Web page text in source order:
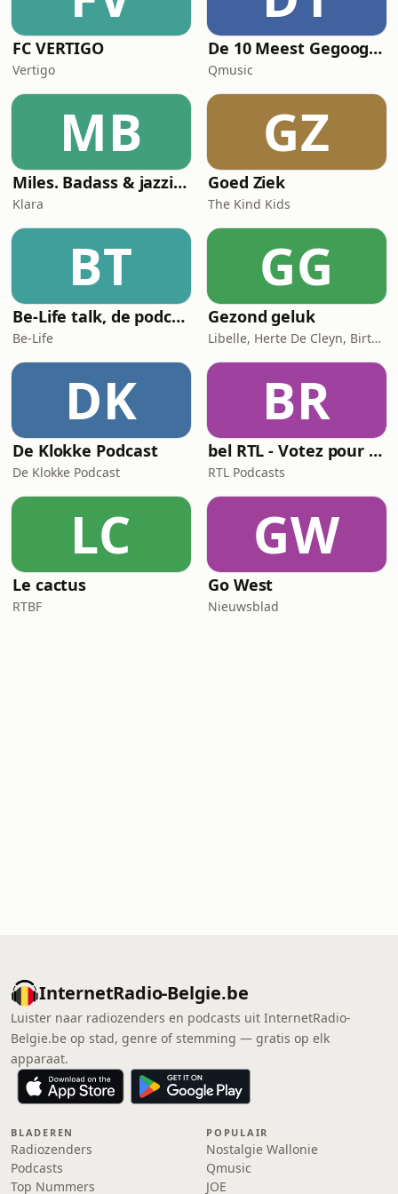
FC VERTIGO
Vertigo
De 10 Meest Gegoogelde Vragen Over…
Qmusic
MB
Miles. Badass & jazzicoon
Klara
GZ
Goed Ziek
The Kind Kids
BT
Be-Life talk, de podcast die de gezondheid van vrouwen in beweging zet!
Be-Life
GG
Gezond geluk
Libelle, Herte De Cleyn, Birte Govarts
DK
De Klokke Podcast
De Klokke Podcast
BR
bel RTL - Votez pour moi
RTL Podcasts
LC
Le cactus
RTBF
GW
Go West
Nieuwsblad
InternetRadio-Belgie.be
Luister naar radiozenders en podcasts uit InternetRadio-
Belgie.be op stad, genre of stemming — gratis op elk
apparaat.
BLADEREN
Radiozenders
Podcasts
Top Nummers
POPULAIR
Nostalgie Wallonie
Qmusic
JOE